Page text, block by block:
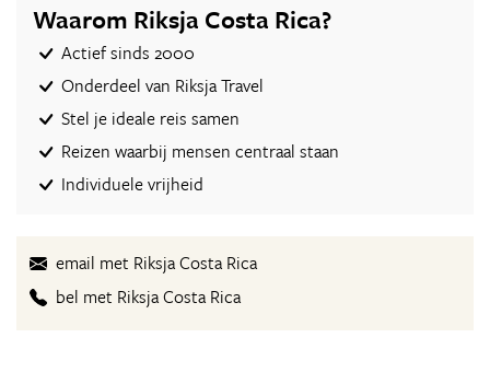
Waarom Riksja Costa Rica?
Actief sinds 2000
Onderdeel van Riksja Travel
Stel je ideale reis samen
Reizen waarbij mensen centraal staan
Individuele vrijheid
email met Riksja Costa Rica
bel met Riksja Costa Rica